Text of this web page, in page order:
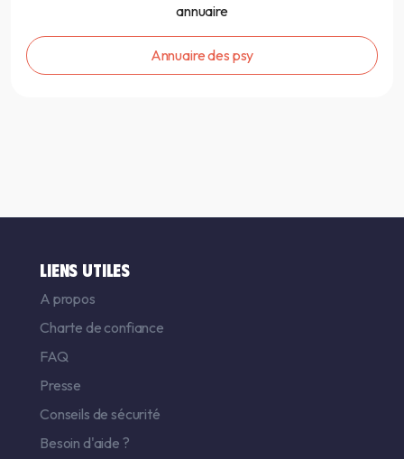
annuaire
Annuaire des psy
LIENS UTILES
A propos
Charte de confiance
FAQ
Presse
Conseils de sécurité
Besoin d'aide ?